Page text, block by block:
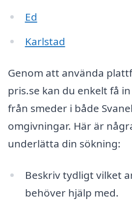
Ed
Karlstad
Genom att använda
pris.se kan du enkelt få
från smeder i både
omgivningar. Här är
underlätta din sökning:
Beskriv tydligt vilket
behöver hjälp med.